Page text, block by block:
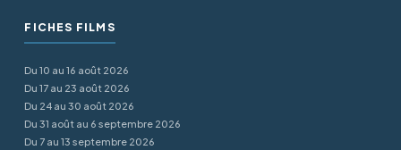
FICHES FILMS
Du 10 au 16 août 2026
Du 17 au 23 août 2026
Du 24 au 30 août 2026
Du 31 août au 6 septembre 2026
Du 7 au 13 septembre 2026